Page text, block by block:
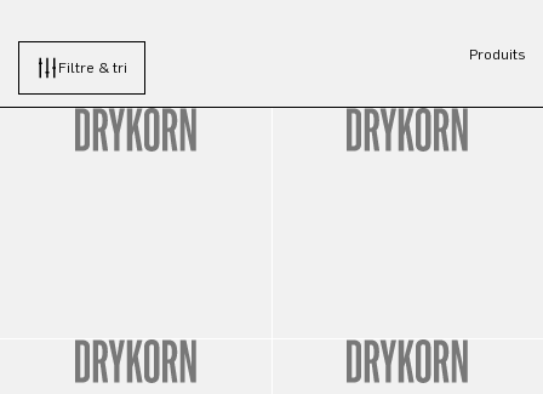
Filtre & tri
Produits